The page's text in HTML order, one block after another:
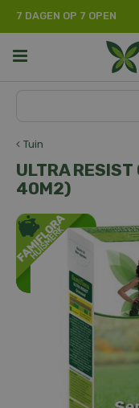
Tuin
7 DAGEN OP 7 OPEN
ULTRA
40M2)